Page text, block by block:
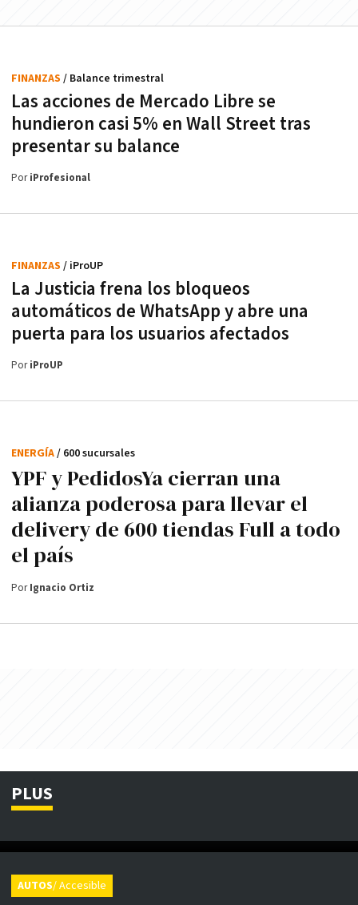
Las acciones de Mercado Libre se
hundieron casi 5% en Wall Street tras
presentar su balance
FINANZAS / Balance trimestral
PoriProfesional
La Justicia frena los bloqueos
automáticos de WhatsApp y abre una
puerta para los usuarios afectados
FINANZAS / iProUP
PoriProUP
YPF y PedidosYa cierran una
alianza poderosa para llevar el
delivery de 600 tiendas Full a todo
el país
ENERGÍA/ 600 sucursales
PorIgnacio Ortiz
PLUS
AUTOS/ Accesible